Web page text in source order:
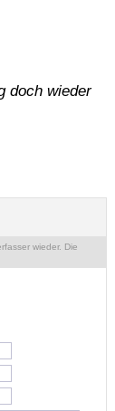
doch wieder
wieder. Die